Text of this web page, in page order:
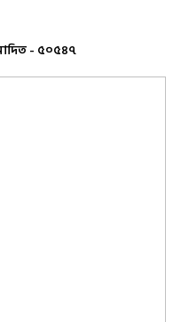
- ৫০৫৪৭